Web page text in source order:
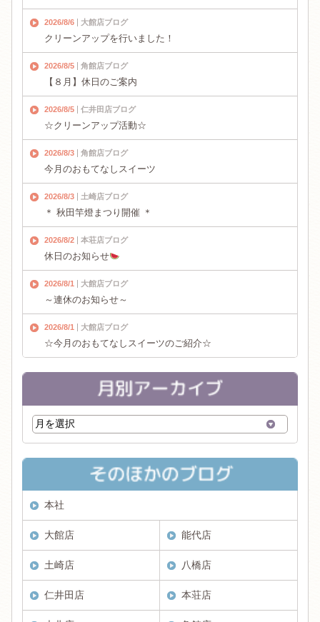
2026/8/6 大館店ブログ
クリーンアップを行いました！
2026/8/5 角館店ブログ
【８月】休日のご案内
2026/8/5 仁井田店ブログ
☆クリーンアップ活動☆
2026/8/3 角館店ブログ
今月のおもてなしスイーツ
2026/8/3 土崎店ブログ
＊ 秋田竿燈まつり開催 ＊
2026/8/2 本荘店ブログ
休日のお知らせ
2026/8/1 大館店ブログ
～連休のお知らせ～
2026/8/1 大館店ブログ
☆今月のおもてなしスイーツのご紹介☆
本社
大館店 能代店
土崎店 八橋店
仁井田店 本荘店